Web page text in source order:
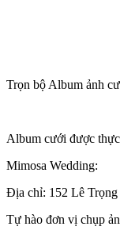
Trọn bộ Album ảnh
Album cưới được
Mimosa Wedding:
Địa chỉ: 152 Lê
Tự hào đơn vị chụp